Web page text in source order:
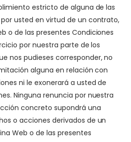
estricto de alguna de las
usted en virtud de un contrato,
o de las presentes Condiciones
por nuestra parte de los
nos pudieses corresponder, no
alguna en relación con
ni le exonerará a usted de
Ninguna renuncia por nuestra
concreto supondrá una
o acciones derivados de un
Web o de las presentes